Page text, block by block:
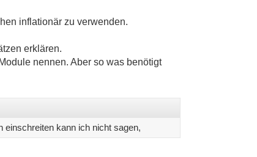
inflationär zu verwenden.
erklären.
nennen. Aber so was benötigt
kann ich nicht sagen,